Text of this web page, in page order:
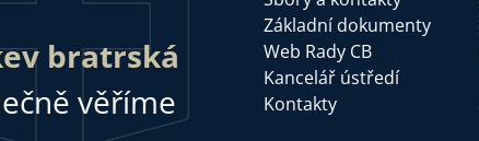
bratrská
věříme
Základní dokumenty
Web Rady CB
Kancelář ústředí
Kontakty